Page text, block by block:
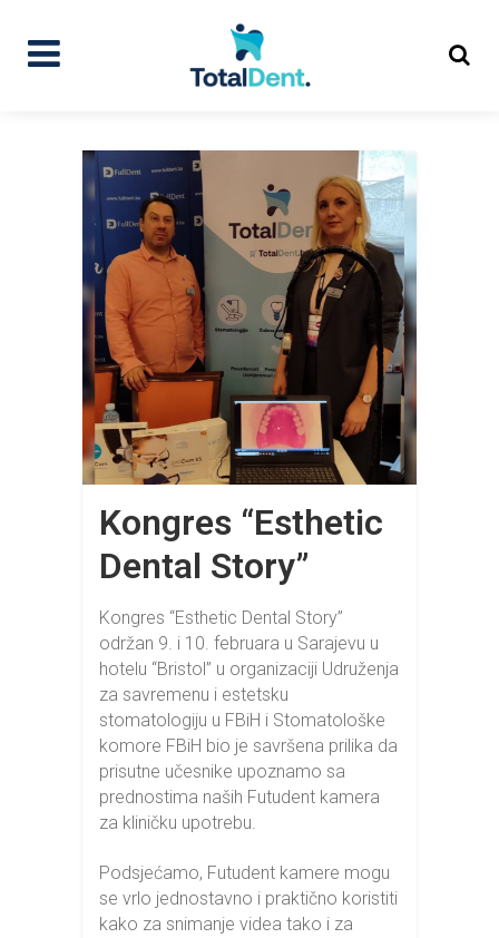
Kongres “Esthetic
Dental Story”
Kongres “Esthetic Dental Story”
održan 9. i 10. februara u Sarajevu u
hotelu “Bristol” u organizaciji Udruženja
za savremenu i estetsku
stomatologiju u FBiH i Stomatološke
komore FBiH bio je savršena prilika da
prisutne učesnike upoznamo sa
prednostima naših Futudent kamera
za kliničku upotrebu.
Podsjećamo, Futudent kamere mogu
se vrlo jednostavno i praktično koristiti
kako za snimanje videa tako i za